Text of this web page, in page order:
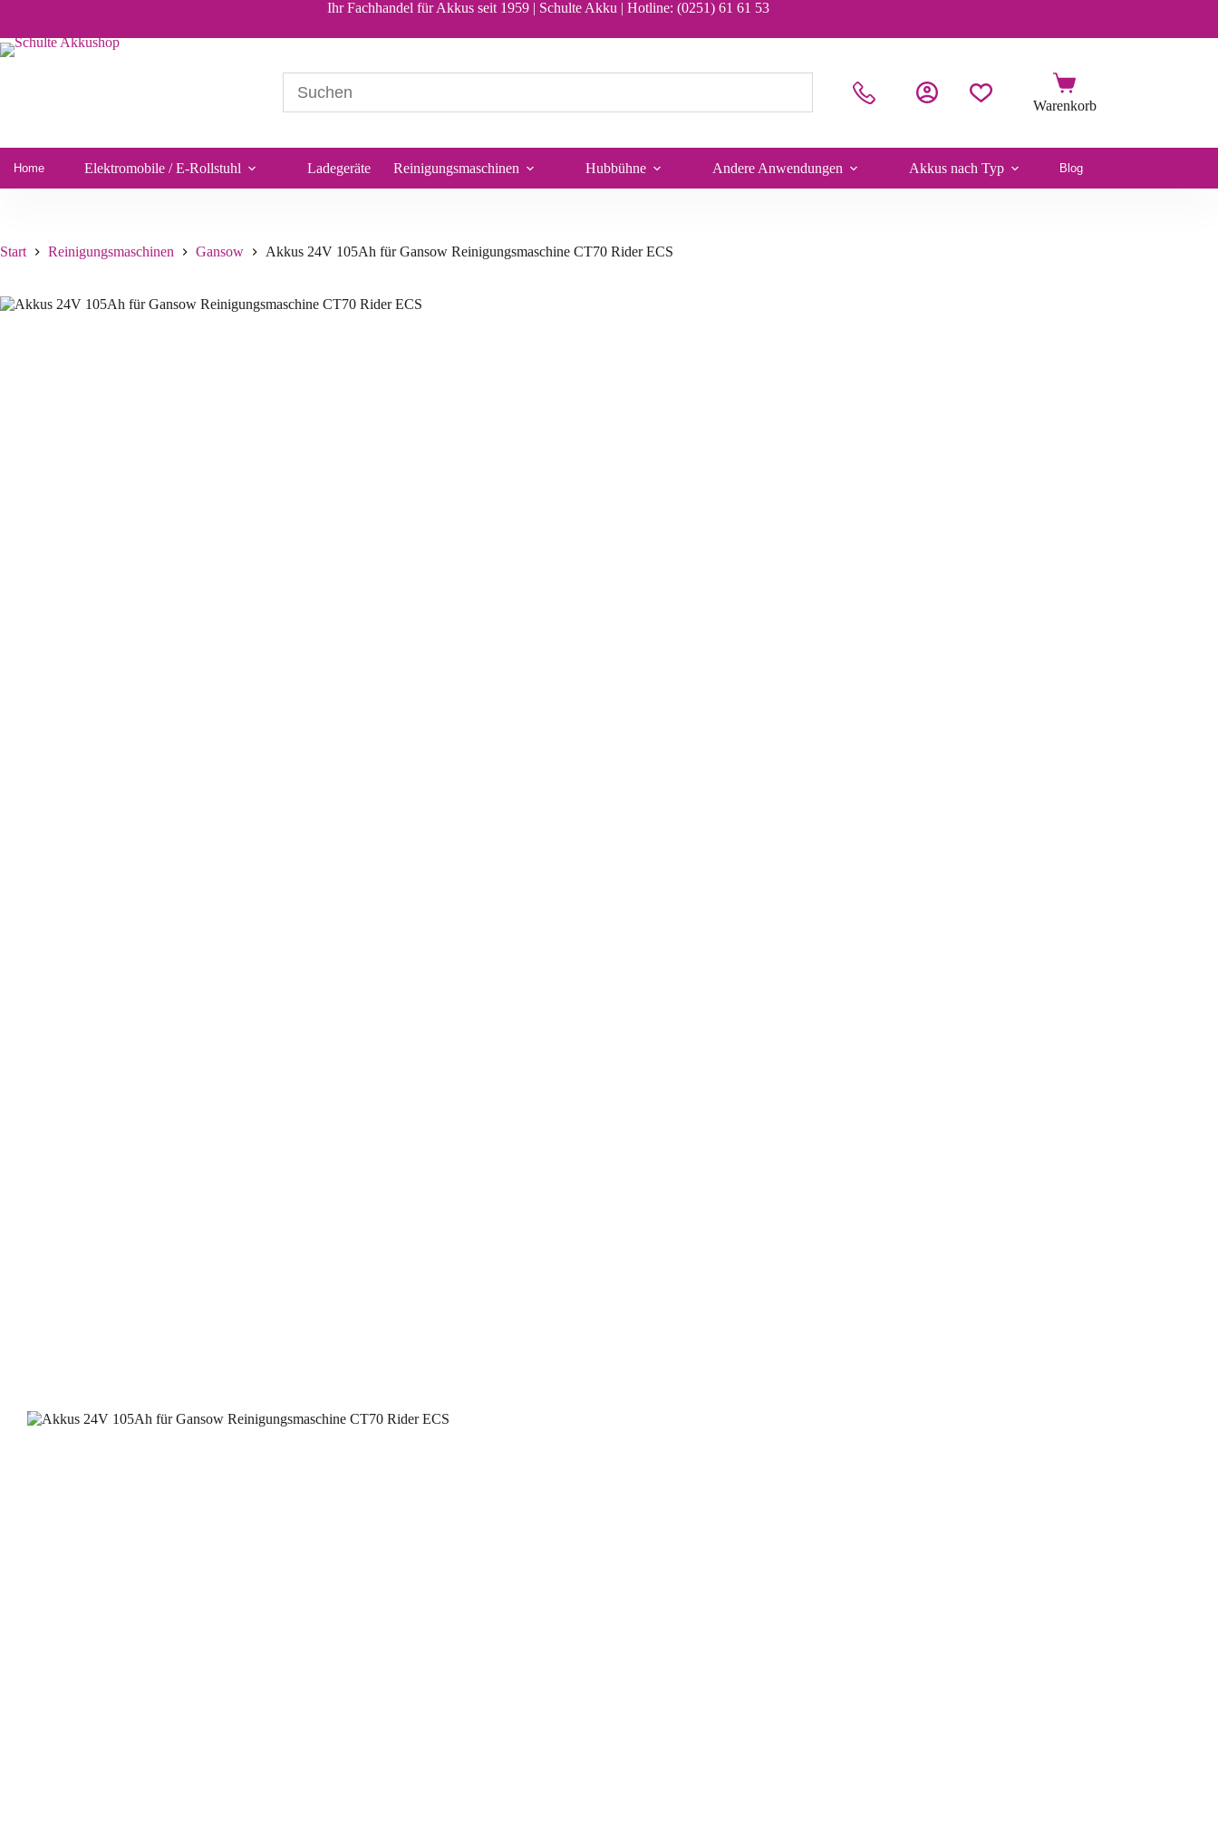
In den Warenkorb
Ihr Fachhandel für Akkus seit 1959 | Schulte Akku | Hotline: (0251) 61 61 53
Home Elektromobile / E-Rollstuhl Ladegeräte Reinigungsmaschinen Hubbühne Andere Anwendungen Akkus nach Typ Blog
Start Reinigungsmaschinen Gansow Akkus 24V 105Ah für Gansow Reinigungsmaschine CT70 Rider ECS